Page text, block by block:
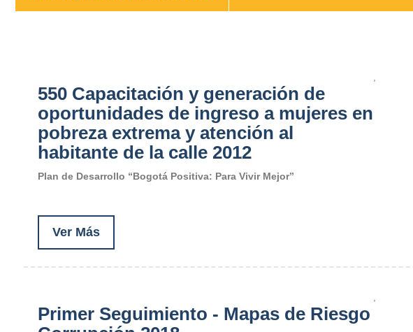
550 Capacitación y generación de
oportunidades de ingreso a mujeres en
pobreza extrema y atención al
habitante de la calle 2012
Plan de Desarrollo “Bogotá Positiva: Para Vivir Mejor”
Ver Más
Primer Seguimiento - Mapas de Riesgo